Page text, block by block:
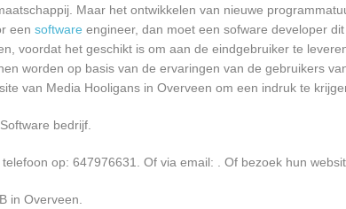
Maar het ontwikkelen van nieuwe
een software engineer, dan moet een sofware developer
voordat het geschikt is om aan de eindgebruiker te
worden op basis van de ervaringen van de gebruikers
van Media Hooligans in Overveen om een indruk te
bedrijf.
op: 647976631. Of via email: . Of bezoek hun
in Overveen.